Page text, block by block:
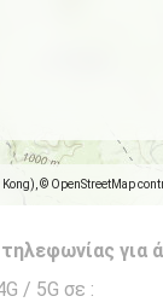
© OpenStreetMap
για
/ 5G σε :